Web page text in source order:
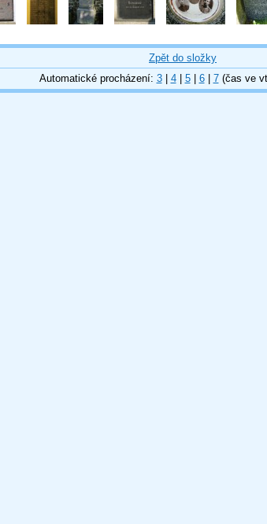
Zpět do složky
Automatické procházení: 3| 4| 5| 6| 7(čas ve